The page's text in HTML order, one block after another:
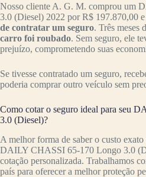
Nosso cliente A. G. M. comprou um
3.0 (Diesel) 2022 por R$ 197.870,00 e
de contratar um seguro. Três meses
carro foi roubado. Sem seguro, ele
prejuízo, comprometendo suas
Se tivesse contratado um seguro,
poderia comprar outro veículo sem
Como cotar o seguro ideal para seu
3.0 (Diesel)?
A melhor forma de saber o custo
DAILY CHASSI 65-170 Longo 3.0
cotação personalizada. Trabalhamos
país para oferecer a melhor proteção